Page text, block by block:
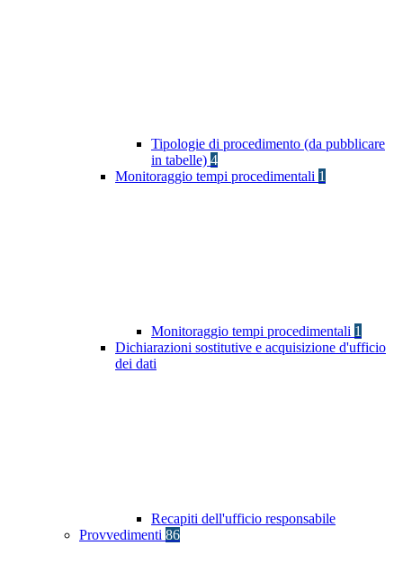
Tipologie di procedimento (da pubblicare
in tabelle) 4
Monitoraggio tempi procedimentali 1
Monitoraggio tempi procedimentali 1
Dichiarazioni sostitutive e acquisizione d'ufficio
dei dati
Recapiti dell'ufficio responsabile
Provvedimenti 86